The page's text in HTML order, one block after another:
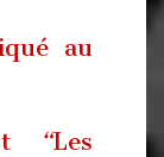
au
“Les